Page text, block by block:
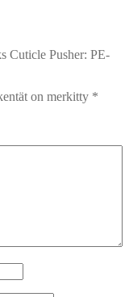
Cuticle Pusher: PE-
on merkitty *